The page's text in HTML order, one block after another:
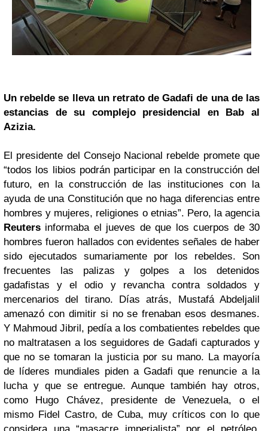
Un rebelde se lleva un retrato de Gadafi de una de las
estancias de su complejo presidencial en Bab al
Azizia.
El presidente del Consejo Nacional rebelde promete que
“todos los libios podrán participar en la construcción del
futuro, en la construcción de las instituciones con la
ayuda de una Constitución que no haga diferencias entre
hombres y mujeres, religiones o etnias”. Pero, la agencia
Reuters informaba el jueves de que los cuerpos de 30
hombres fueron hallados con evidentes señales de haber
sido ejecutados sumariamente por los rebeldes. Son
frecuentes las palizas y golpes a los detenidos
gadafistas y el odio y revancha contra soldados y
mercenarios del tirano. Días atrás, Mustafá Abdeljalil
amenazó con dimitir si no se frenaban esos desmanes.
Y Mahmoud Jibril, pedía a los combatientes rebeldes que
no maltratasen a los seguidores de Gadafi capturados y
que no se tomaran la justicia por su mano. La mayoría
de líderes mundiales piden a Gadafi que renuncie a la
lucha y que se entregue. Aunque también hay otros,
como Hugo Chávez, presidente de Venezuela, o el
mismo Fidel Castro, de Cuba, muy críticos con lo que